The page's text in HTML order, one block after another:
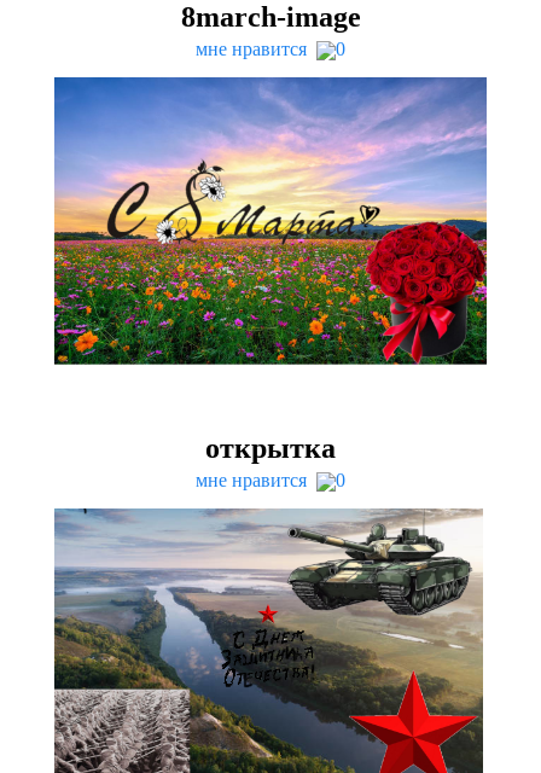
8march-image
мне нравится 0
открытка
мне нравится 0